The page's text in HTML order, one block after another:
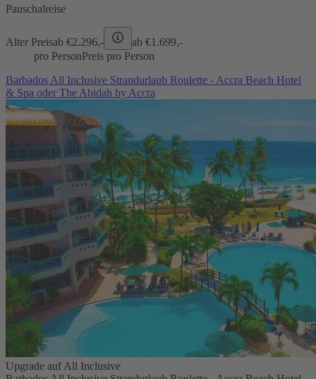
Pauschalreise
Alter Preisab €2.296,- ab €1.699,-
pro PersonPreis pro Person
Barbados All Inclusive Strandurlaub Roulette - Accra Beach Hotel
& Spa oder The Abidah by Accra
Upgrade auf All Inclusive